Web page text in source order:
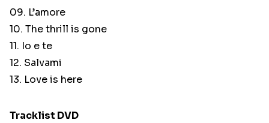
09. L’amore
10. The thrill is gone
11. Io e te
12. Salvami
13. Love is here
Tracklist DVD